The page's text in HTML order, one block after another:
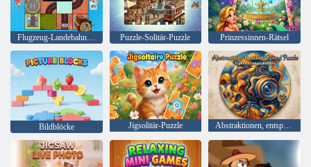
Flugzeug-Landebahn-Puzzle Puzzle-Solitär-Puzzle Prinzessinnen-Rätsel
Bildblöcke Jigsolitär-Puzzle Abstraktionen, entspannendes rundes Puzzle